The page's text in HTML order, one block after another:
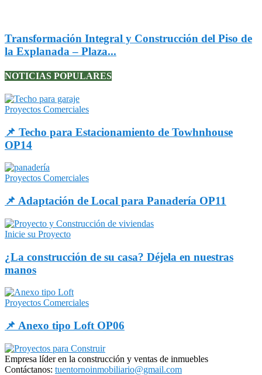
Transformación Integral y Construcción del Piso de
la Explanada – Plaza...
NOTICIAS POPULARES
Proyectos Comerciales
📌 Techo para Estacionamiento de Towhnhouse
OP14
Proyectos Comerciales
📌 Adaptación de Local para Panadería OP11
Inicie su Proyecto
¿La construcción de su casa? Déjela en nuestras
manos
Proyectos Comerciales
📌 Anexo tipo Loft OP06
Empresa líder en la construcción y ventas de inmuebles
Contáctanos: tuentornoinmobiliario@gmail.com